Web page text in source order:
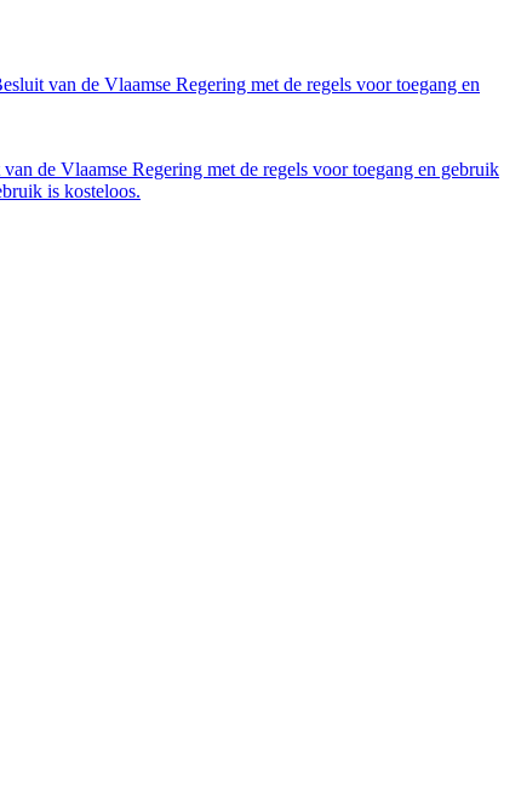
van de Vlaamse Regering met de regels voor toegang en
de Vlaamse Regering met de regels voor toegang en gebruik
is kosteloos.